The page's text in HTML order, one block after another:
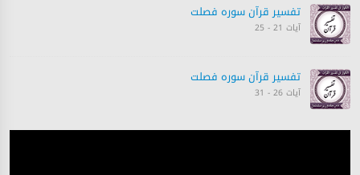
تفسیر قرآن سورہ ‎فصلت
آیات 21 - 25
تفسیر قرآن سورہ ‎فصلت
آیات 26 - 31